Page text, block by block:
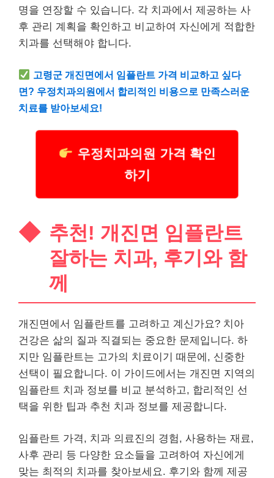
명을 연장할 수 있습니다. 각 치과에서 제공하는 사
후 관리 계획을 확인하고 비교하여 자신에게 적합한
치과를 선택해야 합니다.
고령군 개진면에서 임플란트 가격 비교하고 싶다
면? 우정치과의원에서 합리적인 비용으로 만족스러운
치료를 받아보세요!
우정치과의원 가격 확인
하기
추천! 개진면 임플란트
잘하는 치과, 후기와 함
께
개진면에서 임플란트를 고려하고 계신가요? 치아
건강은 삶의 질과 직결되는 중요한 문제입니다. 하
지만 임플란트는 고가의 치료이기 때문에, 신중한
선택이 필요합니다. 이 가이드에서는 개진면 지역의
임플란트 치과 정보를 비교 분석하고, 합리적인 선
택을 위한 팁과 추천 치과 정보를 제공합니다.
임플란트 가격, 치과 의료진의 경험, 사용하는 재료,
사후 관리 등 다양한 요소들을 고려하여 자신에게
맞는 최적의 치과를 찾아보세요. 후기와 함께 제공